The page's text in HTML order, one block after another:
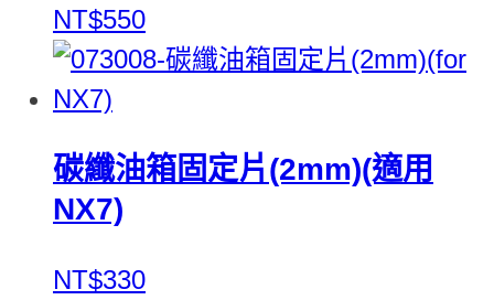
NT$550
碳纖油箱固定片(2mm)(適用
NX7)
NT$330